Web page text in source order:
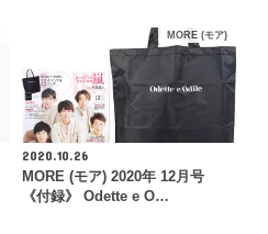
MORE (モア)
2020.10.26
MORE (モア) 2020年 12月号
《付録》 Odette e O…